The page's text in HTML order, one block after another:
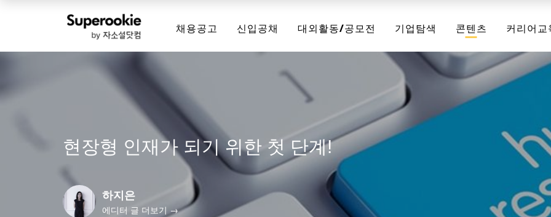
채용공고 신입공채 대외활동/공모전 기업탐색 콘텐츠 커리어교
현장형 인재가 되기 위한 첫 단계!
하지은
에디터 글 더보기 →